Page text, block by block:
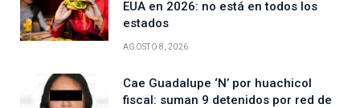
EUA en 2026: no está en todos los
estados
AGOSTO 8, 2026
Cae Guadalupe ‘N’ por huachicol
fiscal: suman 9 detenidos por red de